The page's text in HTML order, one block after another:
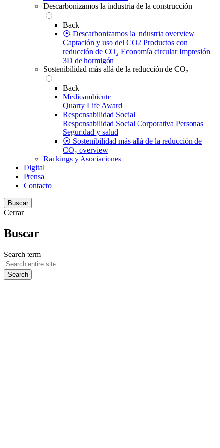
Descarbonizamos la industria de la construcción
Back
⦿ Descarbonizamos la industria overview
Captación y uso del CO2 Productos con
reducción de CO₂ Economía circular Impresión
3D de hormigón
Sostenibilidad más allá de la reducción de CO₂
Back
Medioambiente
Quarry Life Award
Responsabilidad Social
Responsabilidad Social Corporativa Personas
Seguridad y salud
⦿ Sostenibilidad más allá de la reducción de
CO₂ overview
Rankings y Asociaciones
Digital
Prensa
Contacto
Buscar
Cerrar
Buscar
Search term